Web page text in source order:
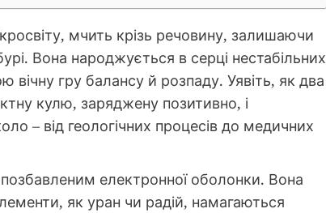
мчить крізь речовину, залишаючи
Вона народжується в серці нестабільних
гру балансу й розпаду. Уявіть, як два
кулю, заряджену позитивно, і
– від геологічних процесів до медичних
електронної оболонки. Вона
як уран чи радій, намагаються